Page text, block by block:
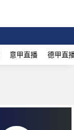
意甲直播 德甲直